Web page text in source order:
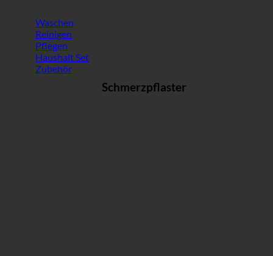
Waschen
Reinigen
Pflegen
Haushalt Set
Zubehör
Schmerzpflaster